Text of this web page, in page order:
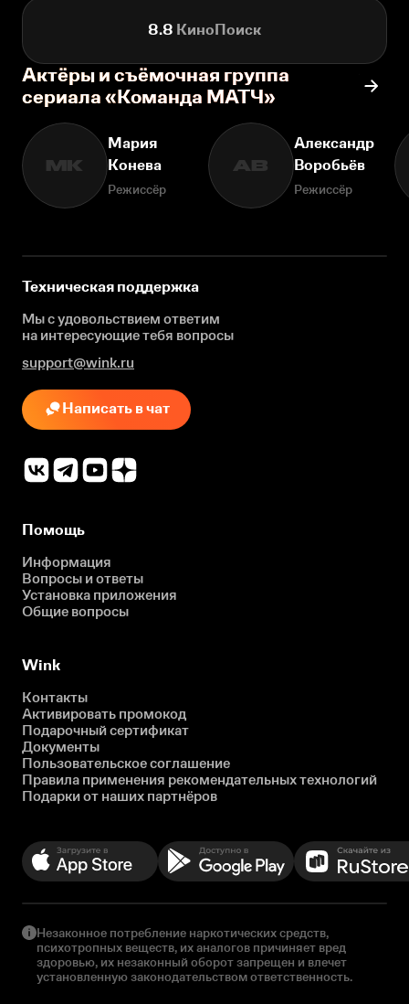
8.8 КиноПоиск
Актёры и съёмочная группа
сериала «Команда МАТЧ»
МК
Мария
Конева
Режиссёр
АВ
Александр
Воробьёв
Режиссёр
Техническая поддержка
Мы с удовольствием ответим
на интересующиетебя вопросы
support@wink.ru
Написать в чат
Помощь
Информация
Вопросы и ответы
Установка приложения
Общие вопросы
Wink
Контакты
Активировать промокод
Подарочный сертификат
Документы
Пользовательское соглашение
Правила применения рекомендательных технологий
Подарки от наших партнёров
Незаконное потребление наркотических средств,
психотропных веществ, их аналогов причиняет вред
здоровью, их незаконный оборот запрещен и влечет
установленную законодательством ответственность.